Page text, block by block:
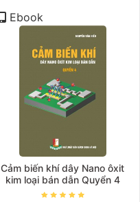
Ebook
Cảm biến khí dây Nano ôxit
kim loại bán dẫn Quyển 4